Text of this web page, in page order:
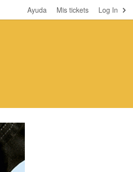
Log In
Mis tickets
Ayuda